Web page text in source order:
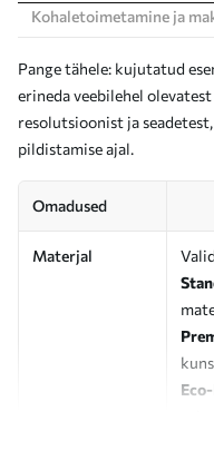
Kohaletoimetamine ja
Pange tähele: kujutatud
erineda veebilehel
resolutsioonist ja
pildistamise ajal.
Omadused
Materjal